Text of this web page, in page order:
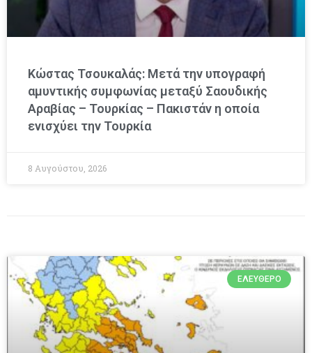
Κώστας Τσουκαλάς: Μετά την υπογραφή
αμυντικής συμφωνίας μεταξύ Σαουδικής
Αραβίας – Τουρκίας – Πακιστάν η οποία
ενισχύει την Τουρκία
8 Αυγούστου, 2026
ΕΛΕΎΘΕΡΟ